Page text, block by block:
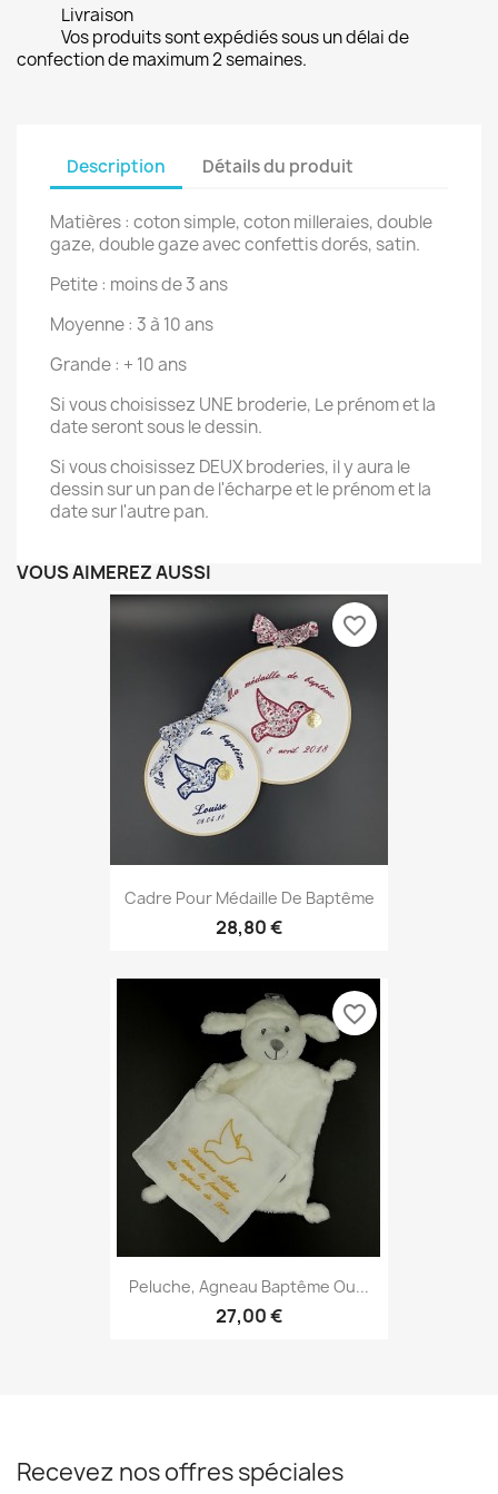
Livraison
Vos produits sont expédiés sous un délai de
confection de maximum 2 semaines.
Description Détails du produit
Matières : coton simple, coton milleraies, double
gaze, double gaze avec confettis dorés, satin.
Petite : moins de 3 ans
Moyenne : 3 à 10 ans
Grande : + 10 ans
Si vous choisissez UNE broderie, Le prénom et la
date seront sous le dessin.
Si vous choisissez DEUX broderies, il y aura le
dessin sur un pan de l'écharpe et le prénom et la
date sur l'autre pan.
VOUS AIMEREZ AUSSI
Cadre Pour Médaille De Baptême
28,80 €
favorite_border
Peluche, Agneau Baptême Ou...
27,00 €
favorite_border
Recevez nos offres spéciales